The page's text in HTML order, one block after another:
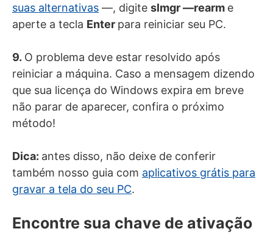
suas alternativas —, digite slmgr —rearm e
aperte a tecla Enter para reiniciar seu PC.
9. O problema deve estar resolvido após
reiniciar a máquina. Caso a mensagem dizendo
que sua licença do Windows expira em breve
não parar de aparecer, confira o próximo
método!
Dica: antes disso, não deixe de conferir
também nosso guia com aplicativos grátis para
gravar a tela do seu PC.
Encontre sua chave de ativação